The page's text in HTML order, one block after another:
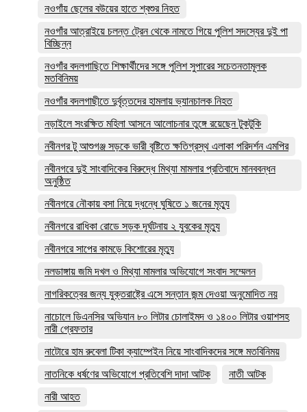
নওগাঁয় ছেলের বউয়ের হাতে শ্বশুর নিহত
নওগাঁর আত্রাইয়ে চলন্ত ট্রেন থেকে নামতে গিয়ে পুলিশ সদস্যের দুই পা
বিচ্ছিন্ন
নওগাঁর বদলগাছিতে শিক্ষার্থীদের সঙ্গে পুলিশ সুপারের সচেতনতামূলক
মতবিনিময়
নওগাঁর বদলগাছীতে দুর্বৃত্তদের হামলায় ভ্যানচালক নিহত
নড়াইলে সংরক্ষিত মহিলা আসনে আলোচনার তুঙ্গে রয়েছেন টুকটুকি
নবীনগর টু আশুগঞ্জ সড়কে ভারী বৃষ্টিতে ক্ষতিগ্রস্থ এলাকা পরিদর্শন এমপির
নবীনগরে দুই সাংবাদিকের বিরুদ্ধে মিথ্যা মামলার প্রতিবাদে মানববন্ধন
অনুষ্ঠিত
নবীনগরে নৌকায় বসা নিয়ে দ্ধন্ধে ঘুষিতে ১ জনের মৃত্যু
নবীনগরে রাধিকা রোডে সড়ক দূর্ঘটনায় ২ যুবকের মৃত্যু
নবীনগরে সাপের কামড়ে কিশোরের মৃত্যু
নলডাঙ্গায় জমি দখল ও মিথ্যা মামলার অভিযোগে সংবাদ সম্মেলন
নাগরিকত্বের জন্য যুক্তরাষ্ট্রে এসে সন্তান জন্ম দেওয়া অনুমোদিত নয়
নাচোলে ডিএনসির অভিযান ৮০ লিটার চোলাইমদ ও ১৪০০ লিটার ওয়াশসহ
নারী গ্রেফতার
নাটোরে হাম রুবেলা টিকা ক্যাম্পেইন নিয়ে সাংবাদিকদের সঙ্গে মতবিনিময়
নাতনিকে ধর্ষণের অভিযোগে প্রতিবেশি দাদা আটক
নাতী আটক
নারী আহত